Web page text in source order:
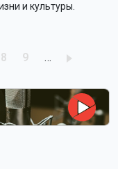
и культуры.
Trang
8 Trang
9 …